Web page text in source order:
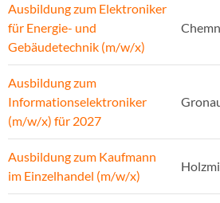
Ausbildung zum Elektroniker
für Energie- und
Gebäudetechnik (m/w/x)
Ausbildung zum
Informationselektroniker
(m/w/x) für 2027
Ausbildung zum Kaufmann
im Einzelhandel (m/w/x)